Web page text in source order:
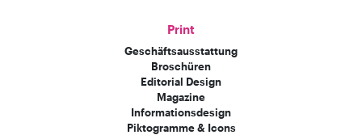
Print
Geschäftsausstattung
Broschüren
Editorial Design
Magazine
Informationsdesign
Piktogramme & Icons